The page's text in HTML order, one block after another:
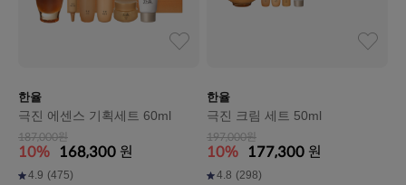
한율
극진 에센스 기획세트 60ml
187,000원
10% 168,300 원
4.9 (475)
한율
극진 크림 세트 50ml
197,000원
10% 177,300 원
4.8 (298)